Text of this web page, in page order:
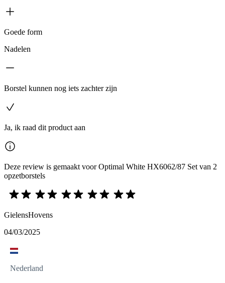
Goede form
Nadelen
Borstel kunnen nog iets zachter zijn
Ja, ik raad dit product aan
Deze review is gemaakt voor Optimal White HX6062/87 Set van 2
opzetborstels
GielensHovens
04/03/2025
Nederland